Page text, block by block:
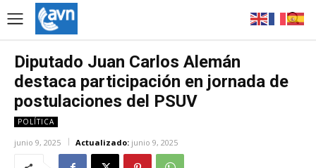
Diputado Juan Carlos Alemán
destaca participación en jornada de
postulaciones del PSUV
POLÍTICA
junio 9, 2025 Actualizado: junio 9, 2025